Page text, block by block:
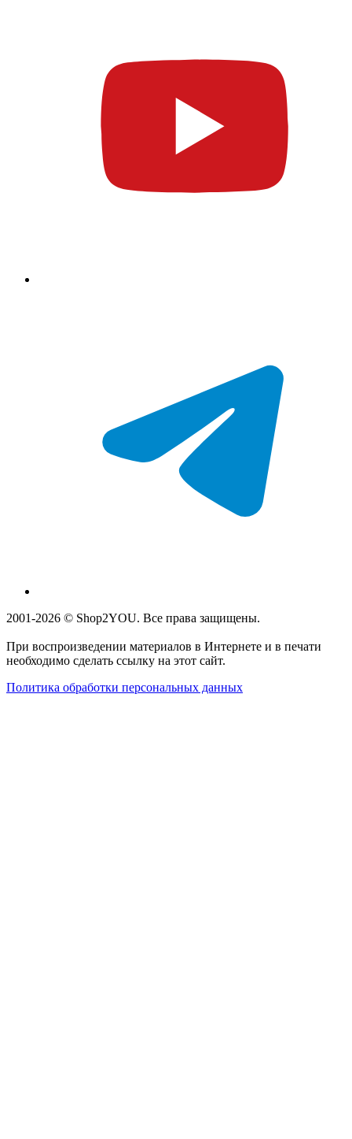
2001-2026 © Shop2YOU. Все права защищены.
При воспроизведении материалов в Интернете и в печати
необходимо сделать ссылку на этот сайт.
Политика обработки персональных данных